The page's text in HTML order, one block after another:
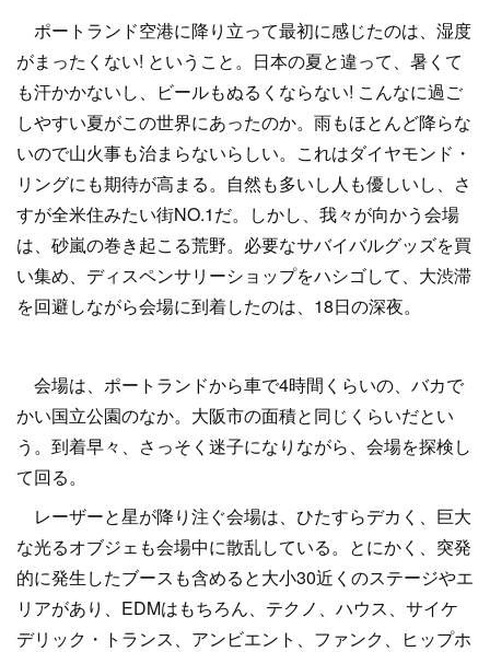
ポートランド空港に降り立って最初に感じたのは、湿度
がまったくない! ということ。日本の夏と違って、暑くて
も汗かかないし、ビールもぬるくならない! こんなに過ご
しやすい夏がこの世界にあったのか。雨もほとんど降らな
いので山火事も治まらないらしい。これはダイヤモンド・
リングにも期待が高まる。自然も多いし人も優しいし、さ
すが全米住みたい街NO.1だ。しかし、我々が向かう会場
は、砂嵐の巻き起こる荒野。必要なサバイバルグッズを買
い集め、ディスペンサリーショップをハシゴして、大渋滞
を回避しながら会場に到着したのは、18日の深夜。
会場は、ポートランドから車で4時間くらいの、バカで
かい国立公園のなか。大阪市の面積と同じくらいだとい
う。到着早々、さっそく迷子になりながら、会場を探検し
て回る。
レーザーと星が降り注ぐ会場は、ひたすらデカく、巨大
な光るオブジェも会場中に散乱している。とにかく、突発
的に発生したブースも含めると大小30近くのステージやエ
リアがあり、EDMはもちろん、テクノ、ハウス、サイケ
デリック・トランス、アンビエント、ファンク、ヒップホ